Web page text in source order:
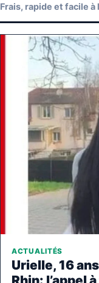
Frais, rapide et facile à
ACTUALITÉS
Urielle, 16